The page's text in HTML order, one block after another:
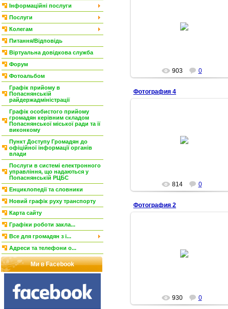
Інформаційні послуги
Послуги
Колегам
Питання/Відповідь
Віртуальна довідкова служба
Форум
Фотоальбом
Графік прийому в
Попаснянській
райдержадміністрації
Графік особистого прийому
громадян керівним складом
Попаснянської міської ради та її
виконкому
Пункт Доступу Громадян до
офіційної інформації органів
влади
Послуги в системі електронного
управління, що надаються у
Попаснянській РЦБС
Енциклопедії та словники
Новий графік руху транспорту
Карта сайту
Графіки роботи закла...
Все для громадян з і...
Адреси та телефони о...
Ми в Facebook
903 0
Фотография 4
814 0
Фотография 2
930 0